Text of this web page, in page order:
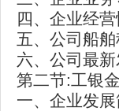
四、企业经
五、公司船
六、公司最
第二节:工银
一、企业发